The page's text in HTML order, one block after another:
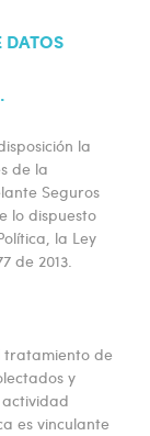
DATOS
la
de la
Seguros
lo dispuesto
la Ley
de 2013.
tratamiento de
y
es vinculante